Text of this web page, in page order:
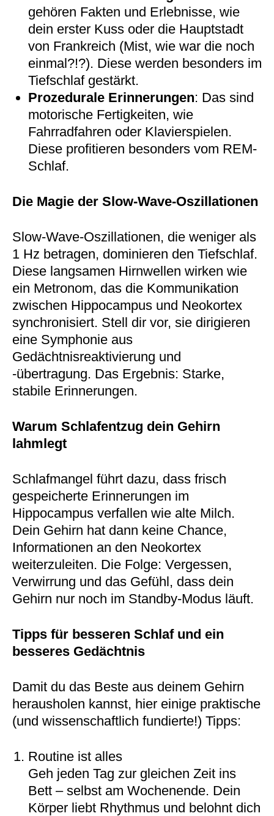
gehören Fakten und Erlebnisse, wie
dein erster Kuss oder die Hauptstadt
von Frankreich (Mist, wie war die noch
einmal?!?). Diese werden besonders im
Tiefschlaf gestärkt.
Prozedurale Erinnerungen: Das sind
motorische Fertigkeiten, wie
Fahrradfahren oder Klavierspielen.
Diese profitieren besonders vom REM-
Schlaf.
Die Magie der Slow-Wave-Oszillationen
Slow-Wave-Oszillationen, die weniger als
1 Hz betragen, dominieren den Tiefschlaf.
Diese langsamen Hirnwellen wirken wie
ein Metronom, das die Kommunikation
zwischen Hippocampus und Neokortex
synchronisiert. Stell dir vor, sie dirigieren
eine Symphonie aus
Gedächtnisreaktivierung und
-übertragung. Das Ergebnis: Starke,
stabile Erinnerungen.
Warum Schlafentzug dein Gehirn
lahmlegt
Schlafmangel führt dazu, dass frisch
gespeicherte Erinnerungen im
Hippocampus verfallen wie alte Milch.
Dein Gehirn hat dann keine Chance,
Informationen an den Neokortex
weiterzuleiten. Die Folge: Vergessen,
Verwirrung und das Gefühl, dass dein
Gehirn nur noch im Standby-Modus läuft.
Tipps für besseren Schlaf und ein
besseres Gedächtnis
Damit du das Beste aus deinem Gehirn
herausholen kannst, hier einige praktische
(und wissenschaftlich fundierte!) Tipps:
Routine ist alles
Geh jeden Tag zur gleichen Zeit ins
Bett – selbst am Wochenende. Dein
Körper liebt Rhythmus und belohnt dich